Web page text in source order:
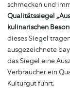
schmecken und
Qualitätssiegel
kulinarischen
dieses Siegel
ausgezeichnete
das Siegel eine
Verbraucher ein
Kulturgut führt.